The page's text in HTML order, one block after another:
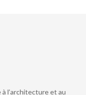
l’architecture et au